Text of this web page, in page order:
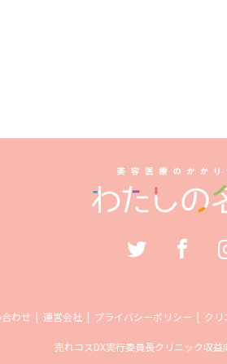
わせ 運営会社 プライバシーポリシー クリ
売れコスDX実行委員長クリニック収益